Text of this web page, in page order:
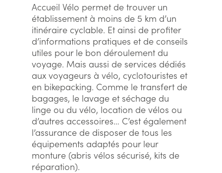
Accueil Vélo permet de trouver un
établissement à moins de 5 km d’un
itinéraire cyclable. Et ainsi de profiter
d’informations pratiques et de conseils
utiles pour le bon déroulement du
voyage. Mais aussi de services dédiés
aux voyageurs à vélo, cyclotouristes et
en bikepacking. Comme le transfert de
bagages, le lavage et séchage du
linge ou du vélo, location de vélos ou
d’autres accessoires… C’est également
l’assurance de disposer de tous les
équipements adaptés pour leur
monture (abris vélos sécurisé, kits de
réparation).